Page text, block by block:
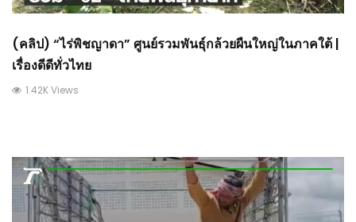
(คลิป) “ไร่พิชญาดา” ศูนย์รวมพันธุ์กล้วยผืนใหญ่ในภาคใต้ |
เรื่องดีดีทั่วไทย
1.42K Views